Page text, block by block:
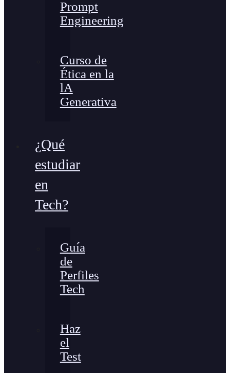
Prompt
Engineering
Curso de
Ética en la
lA
Generativa
¿Qué
estudiar
en
Tech?
Guía
de
Perfiles
Tech
Haz
el
Test